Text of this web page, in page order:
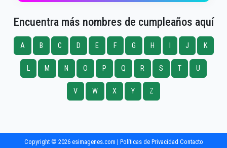
Encuentra más nombres de cumpleaños aquí
A B C D E F G H J K
L M N O P Q R S T U
V W X Y Z
Copyright © 2026 esimagenes.com | Políticas de Privacidad Contacto